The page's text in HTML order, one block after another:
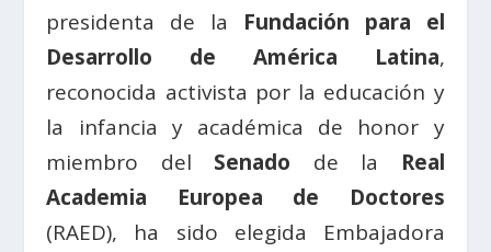
presidenta de la Fundación para el
Desarrollo de América Latina,
reconocida activista por la educación y
la infancia y académica de honor y
miembro del Senado de la Real
Academia Europea de Doctores
(RAED), ha sido elegida Embajadora